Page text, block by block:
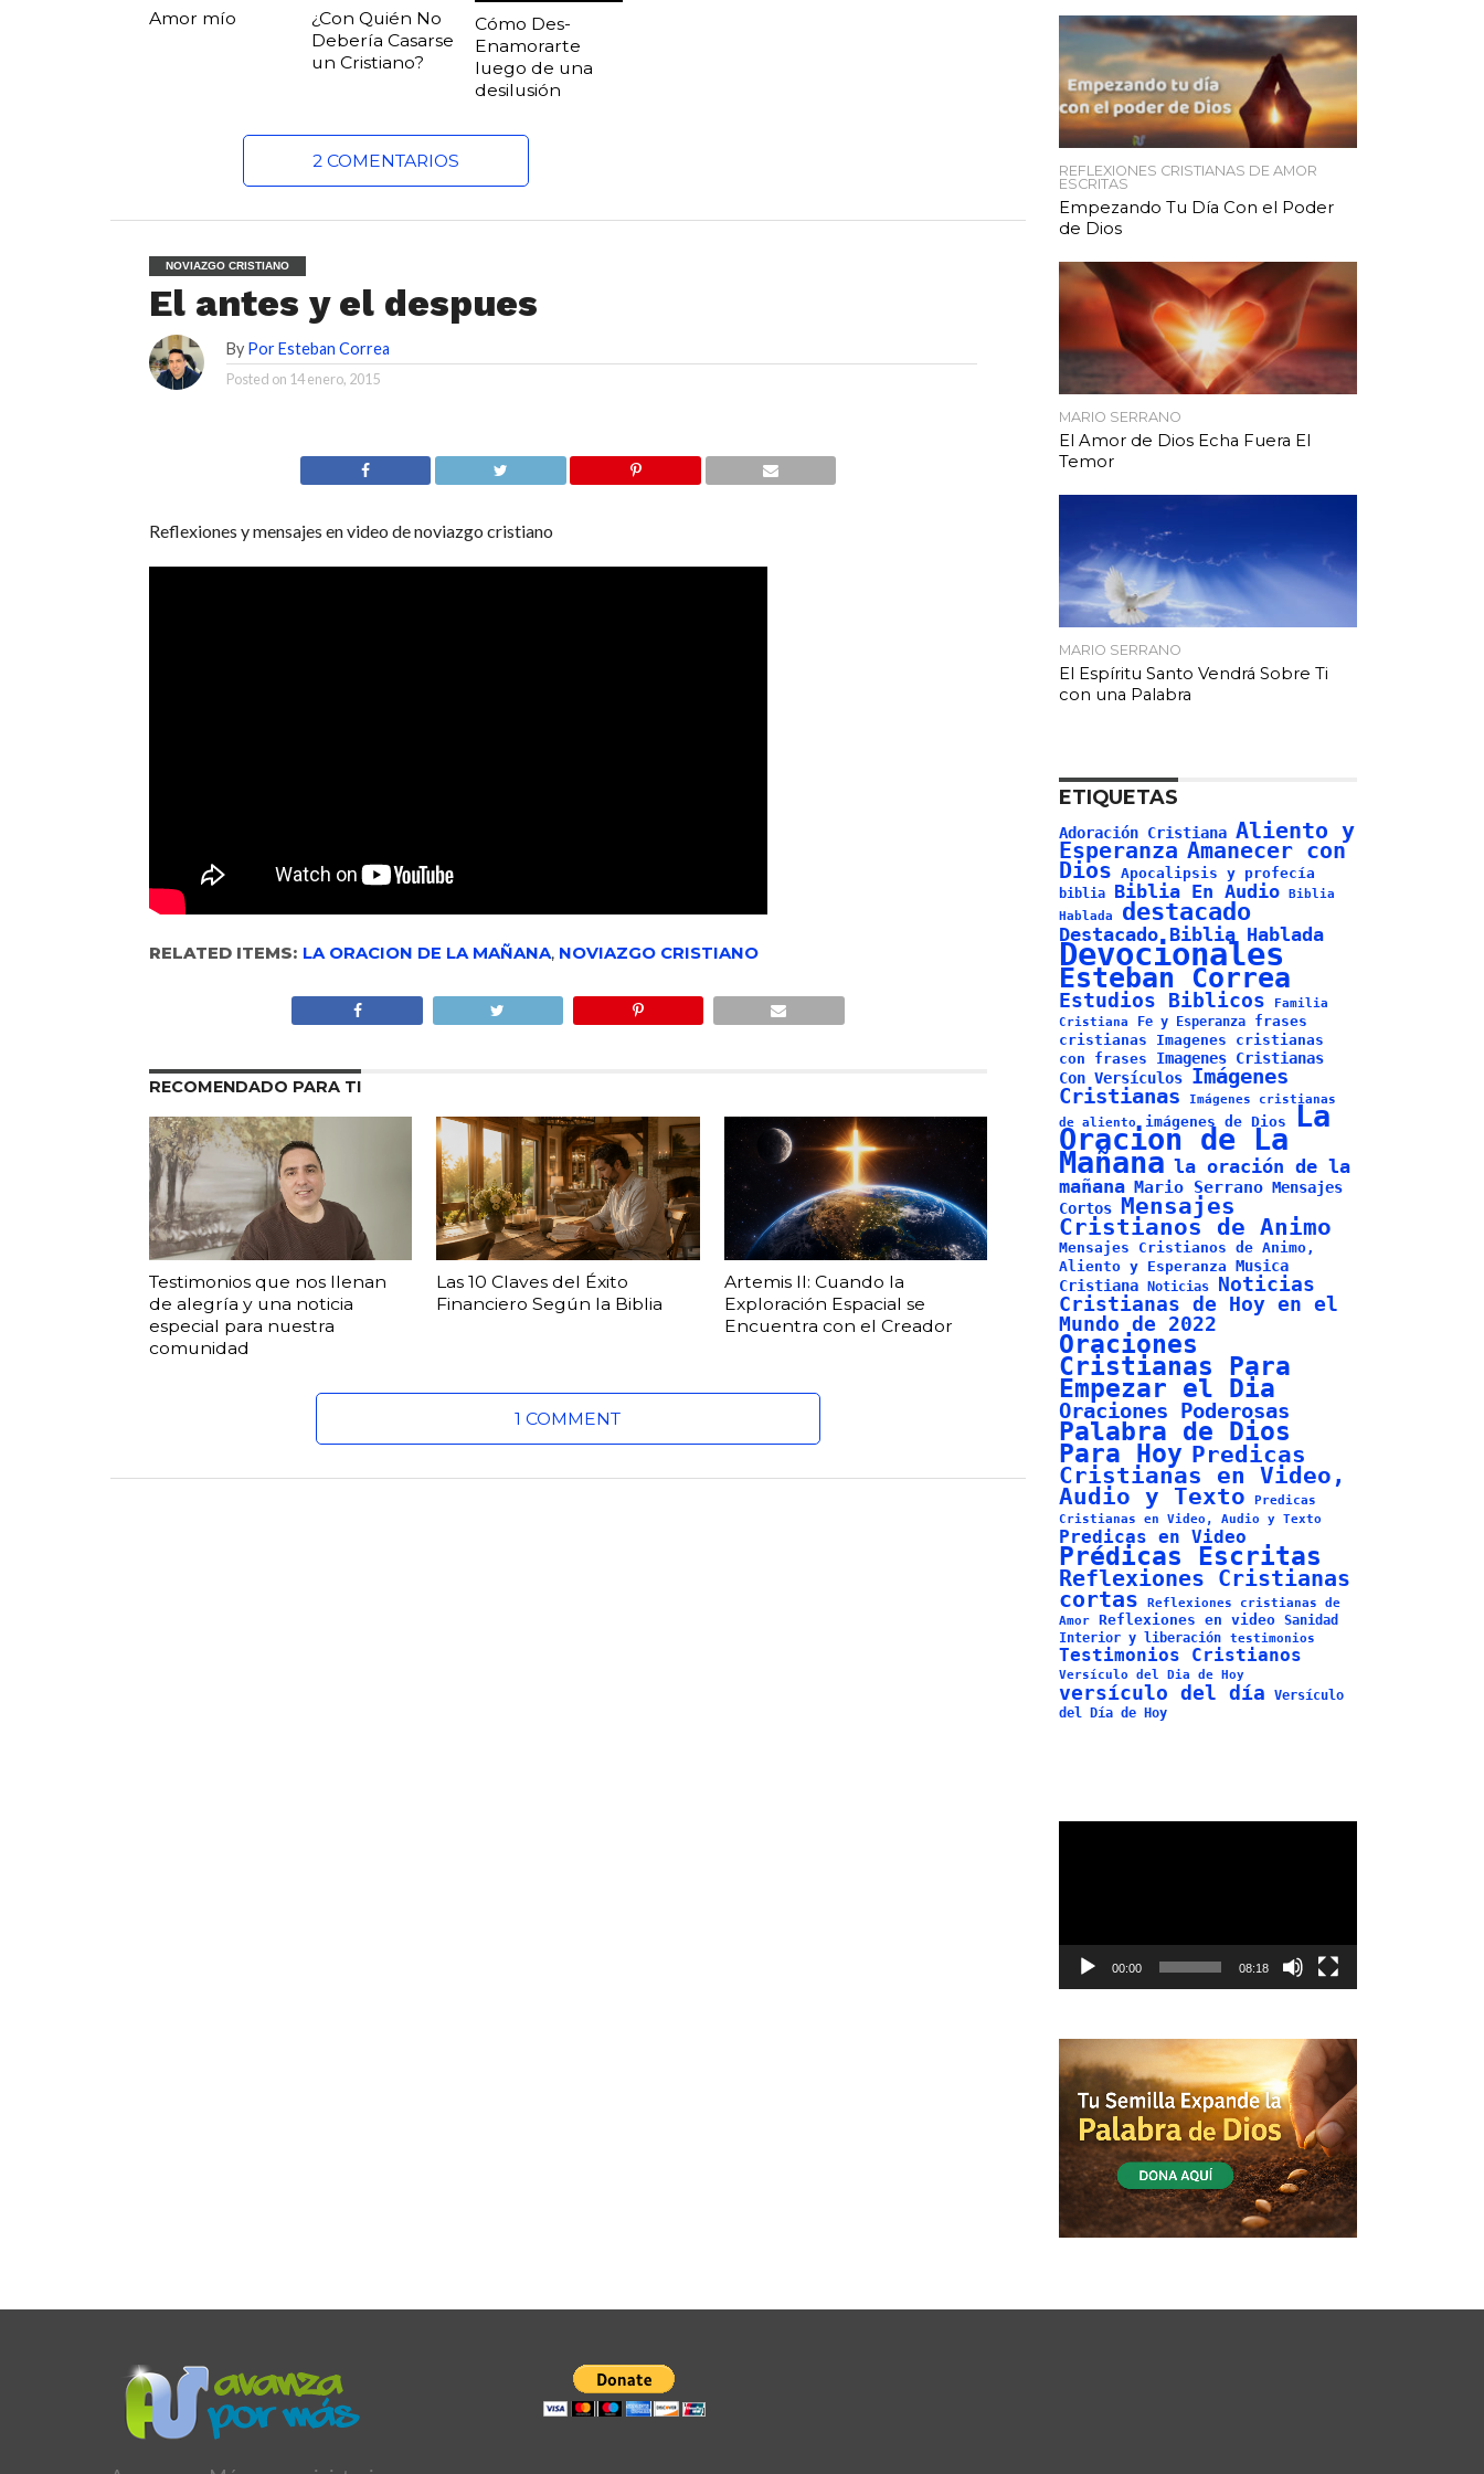
Amor mío
¿Con Quién No
Debería Casarse
un Cristiano?
Cómo Des-
Enamorarte
luego de una
desilusión
2 COMENTARIOS
NOVIAZGO CRISTIANO
El antes y el despues
By Por Esteban Correa
Posted on 14 enero, 2015
Reflexiones y mensajes en video de noviazgo cristiano
RELATED ITEMS: LA ORACION DE LA MAÑANA, NOVIAZGO CRISTIANO
RECOMENDADO PARA TI
Testimonios que nos llenan
de alegría y una noticia
especial para nuestra
comunidad
Las 10 Claves del Éxito
Financiero Según la Biblia
Artemis II: Cuando la
Exploración Espacial se
Encuentra con el Creador
1 COMMENT
REFLEXIONES CRISTIANAS DE AMOR
ESCRITAS
Empezando Tu Día Con el Poder
de Dios
MARIO SERRANO
El Amor de Dios Echa Fuera El
Temor
MARIO SERRANO
El Espíritu Santo Vendrá Sobre Ti
con una Palabra
ETIQUETAS
Adoración Cristiana Aliento y
Esperanza Amanecer con
Dios Apocalipsis y profecía
biblia Biblia En Audio
Biblia
Hablada
destacado
Destacado Biblia Hablada
Devocionales
Esteban Correa
Estudios Biblicos
Familia
Cristiana
Fe y Esperanza
frases
cristianas
Imagenes cristianas
con frases
Imagenes Cristianas
Con Versículos Imágenes
Cristianas
Imágenes cristianas
de aliento
imágenes de Dios La
Oracion de La
Mañana la oración de la
mañana Mario Serrano Mensajes
Cortos Mensajes
Cristianos de Animo
Mensajes Cristianos de Animo,
Aliento y Esperanza Musica
Cristiana Noticias
Noticias
Cristianas de Hoy en el
Mundo de 2022
Oraciones
Cristianas Para
Empezar el Dia
Oraciones Poderosas
Palabra de Dios
Para Hoy Predicas
Cristianas en Video,
Audio y Texto
Predicas
Cristianas en Video, Audio y Texto
Predicas en Video
Prédicas Escritas
Reflexiones Cristianas
cortas
Reflexiones cristianas de
Amor Reflexiones en video Sanidad
Interior y liberación testimonios
Testimonios Cristianos
Versículo del Dia de Hoy
versículo del día
Versículo
del Día de Hoy
00:00 08:18